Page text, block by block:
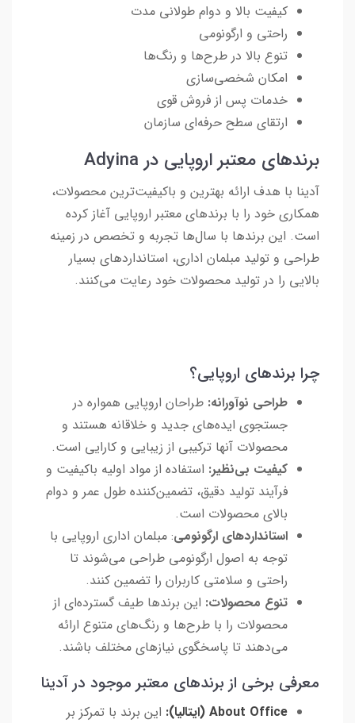
کیفیت بالا و دوام طولانی مدت
راحتی و ارگونومی
تنوع بالا در طرح‌ها و رنگ‌ها
امکان شخصی‌سازی
خدمات پس از فروش قوی
ارتقای سطح حرفه‌ای سازمان
برندهای معتبر اروپایی در Adyina
آدینا با هدف ارائه بهترین و باکیفیت‌ترین محصولات،
همکاری خود را با برندهای معتبر اروپایی آغاز کرده
است. این برندها با سال‌ها تجربه و تخصص در زمینه
طراحی و تولید مبلمان اداری، استانداردهای بسیار
بالایی را در تولید محصولات خود رعایت می‌کنند.
چرا برندهای اروپایی؟
طراحی نوآورانه: طراحان اروپایی همواره در
جستجوی ایده‌های جدید و خلاقانه هستند و
محصولات آنها ترکیبی از زیبایی و کارایی است.
کیفیت بی‌نظیر: استفاده از مواد اولیه باکیفیت و
فرآیند تولید دقیق، تضمین‌کننده طول عمر و دوام
بالای محصولات است.
استانداردهای ارگونومی: مبلمان اداری اروپایی با
توجه به اصول ارگونومی طراحی می‌شوند تا
راحتی و سلامتی کاربران را تضمین کنند.
تنوع محصولات: این برندها طیف گسترده‌ای از
محصولات را با طرح‌ها و رنگ‌های متنوع ارائه
می‌دهند تا پاسخگوی نیازهای مختلف باشند.
معرفی برخی از برندهای معتبر موجود در آدینا
About Office (ایتالیا):
این برند با تمرکز بر